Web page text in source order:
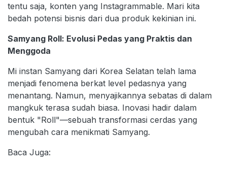
tentu saja, konten yang Instagrammable. Mari kita
bedah potensi bisnis dari dua produk kekinian ini.
Samyang Roll: Evolusi Pedas yang Praktis dan
Menggoda
Mi instan Samyang dari Korea Selatan telah lama
menjadi fenomena berkat level pedasnya yang
menantang. Namun, menyajikannya sebatas di dalam
mangkuk terasa sudah biasa. Inovasi hadir dalam
bentuk "Roll"—sebuah transformasi cerdas yang
mengubah cara menikmati Samyang.
Baca Juga: